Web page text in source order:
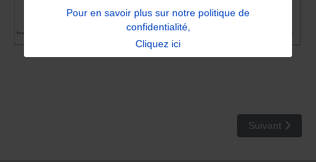
Article suivant
Suivant
Pour en savoir plus sur notre politique de
confidentialité,
Cliquez ici